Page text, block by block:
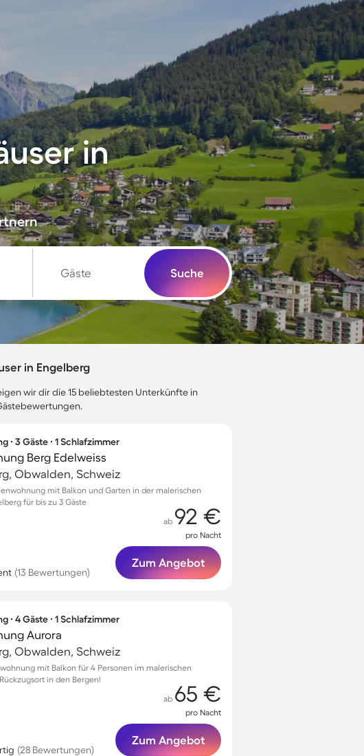
in
Gäste Suche
in Engelberg
wir dir die 15 beliebtesten Unterkünfte in
∙ 3 Gäste ∙ 1 Schlafzimmer
Berg Edelweiss
Obwalden, Schweiz
mit Balkon und Garten in der malerischen
für bis zu 3 Gäste
(13 Bewertungen)
ab 92 €
pro Nacht
Zum Angebot
∙ 4 Gäste ∙ 1 Schlafzimmer
Aurora
Obwalden, Schweiz
mit Balkon für 4 Personen im malerischen
in den Bergen!
(28 Bewertungen)
ab 65 €
pro Nacht
Zum Angebot